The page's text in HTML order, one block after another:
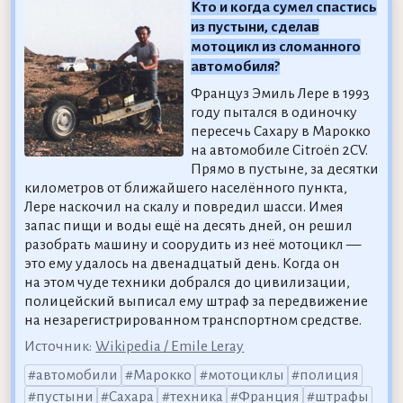
Кто и когда сумел спастись
из пустыни, сделав
мотоцикл из сломанного
автомобиля?
Француз Эмиль Лере в 1993
году пытался в одиночку
пересечь Сахару в Марокко
на автомобиле Citroën 2CV.
Прямо в пустыне, за десятки
километров от ближайшего населённого пункта,
Лере наскочил на скалу и повредил шасси. Имея
запас пищи и воды ещё на десять дней, он решил
разобрать машину и соорудить из неё мотоцикл —
это ему удалось на двенадцатый день. Когда он
на этом чуде техники добрался до цивилизации,
полицейский выписал ему штраф за передвижение
на незарегистрированном транспортном средстве.
Источник: Wikipedia / Emile Leray
автомобили
Марокко мотоциклы
полиция
пустыни
Сахара техника Франция штрафы